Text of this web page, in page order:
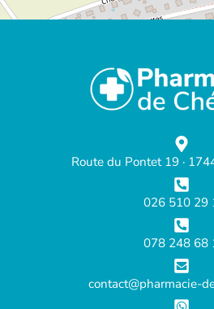
Route du Pontet 19 ·
026 510 29
078 248 68
contact@pharmacie-